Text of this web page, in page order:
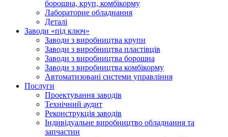
борошна, круп, комбікорму
Лабораторне обладнання
Деталі
Заводи «під ключ»
Заводи з виробництва крупи
Заводи з виробництва пластівців
Заводи з виробництва борошна
Заводи з виробництва комбікорму
Автоматизовані системи управління
Послуги
Проектування заводів
Технічний аудит
Реконструкція заводів
Індивідуальне виробництво обладнання та
запчастин